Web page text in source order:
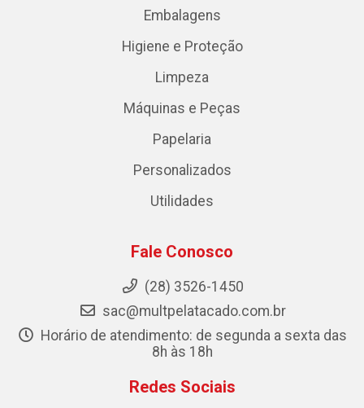
Embalagens
Higiene e Proteção
Limpeza
Máquinas e Peças
Papelaria
Personalizados
Utilidades
Fale Conosco
(28) 3526-1450
sac@multpelatacado.com.br
Horário de atendimento: de segunda a sexta das
8h às 18h
Redes Sociais